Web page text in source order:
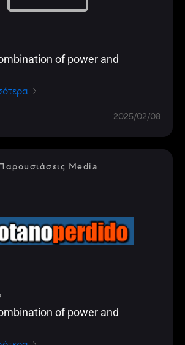
of power and
2025/02/08
Media
of power and